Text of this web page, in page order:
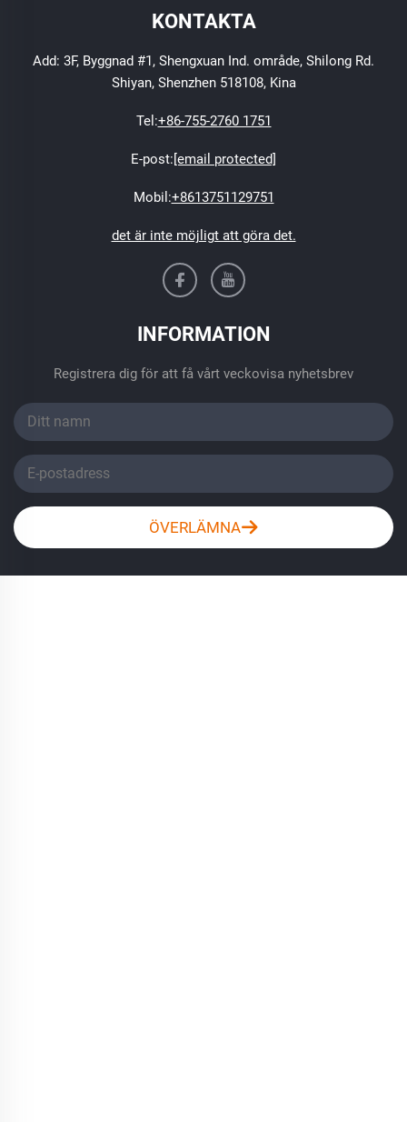
KONTAKTA
Add: 3F, Byggnad #1, Shengxuan Ind. område, Shilong Rd.
Shiyan, Shenzhen 518108, Kina
Tel:+86-755-2760 1751
E-post:[email protected]
Mobil:+8613751129751
det är inte möjligt att göra det.
INFORMATION
Registrera dig för att få vårt veckovisa nyhetsbrev
ÖVERLÄMNA